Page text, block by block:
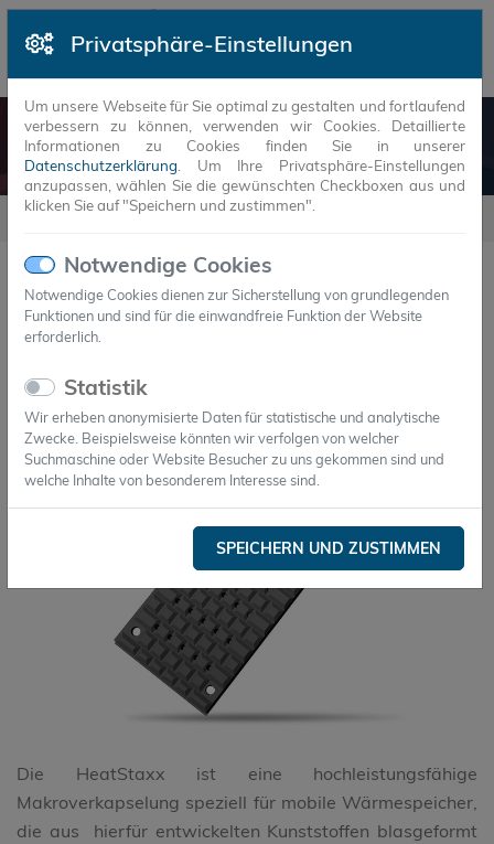
Privatsphäre-Einstellungen
Um unsere Webseite für Sie optimal zu gestalten und fortlaufend
verbessern zu können, verwenden wir Cookies. Detaillierte
Informationen zu Cookies finden Sie in unserer
Datenschutzerklärung . Um Ihre Privatsphäre-Einstellungen
anzupassen, wählen Sie die gewünschten Checkboxen aus und
klicken Sie auf "Speichern und zustimmen".
Notwendige Cookies
Notwendige Cookies dienen zur Sicherstellung von grundlegenden
Funktionen und sind für die einwandfreie Funktion der Website
erforderlich.
Statistik
Wir erheben anonymisierte Daten für statistische und analytische
Zwecke. Beispielsweise könnten wir verfolgen von welcher
Suchmaschine oder Website Besucher zu uns gekommen sind und
welche Inhalte von besonderem Interesse sind.
SPEICHERN UND ZUSTIMMEN
HEATSTAXX®
HeatStaxx®
HeatStaxx®
Energiespeicher-Lösungen für mobile Anwendungen:
Die HeatStaxx ist eine hochleistungsfähige
Makroverkapselung speziell für mobile Wärmespeicher,
die aus hierfür entwickelten Kunststoffen blasgeformt